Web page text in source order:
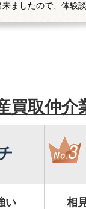
ましたので、体験
買取仲介
い 相